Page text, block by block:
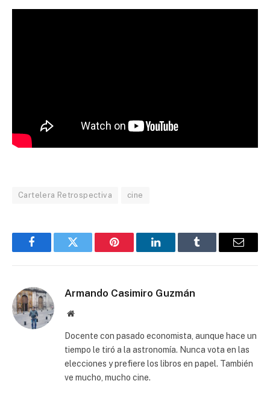
Cartelera Retrospectiva cine
FacebookTwitter Pinterest LinkedInTumblr Email
Armando Casimiro Guzmán
Website
Docente con pasado economista, aunque hace un
tiempo le tiró a la astronomía. Nunca vota en las
elecciones y prefiere los libros en papel. También
ve mucho, mucho cine.